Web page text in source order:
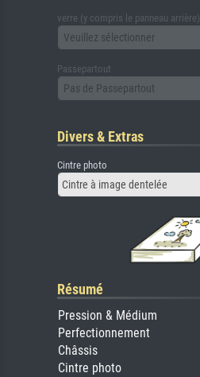
verre (y compris le panneau arrière)
Veuillez sélectionner
Passepartout
Pas de Passepartout
Divers & Extras
Cintre photo
Cintre à image dentelée
Résumé
Pression & Médium
Perfectionnement
Châssis
Cintre photo